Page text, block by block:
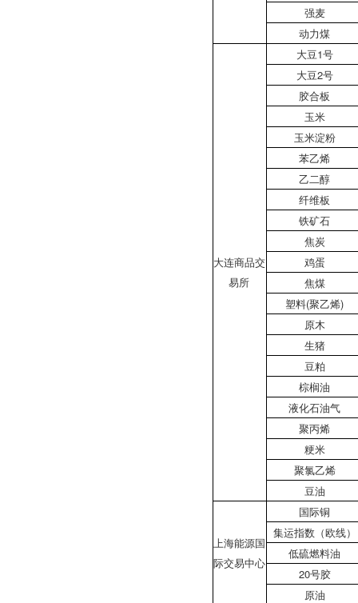
强麦
动力煤
大连商品交
易所
大豆1号
大豆2号
胶合板
玉米
玉米淀粉
苯乙烯
乙二醇
纤维板
铁矿石
焦炭
鸡蛋
焦煤
塑料(聚乙烯)
原木
生猪
豆粕
棕榈油
液化石油气
聚丙烯
粳米
聚氯乙烯
豆油
上海能源国
际交易中心
国际铜
集运指数（欧线）
低硫燃料油
20号胶
原油